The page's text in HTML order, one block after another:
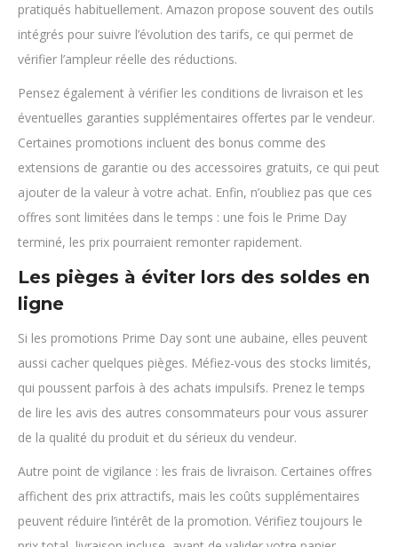
pratiqués habituellement. Amazon propose souvent des outils
intégrés pour suivre l’évolution des tarifs, ce qui permet de
vérifier l’ampleur réelle des réductions.
Pensez également à vérifier les conditions de livraison et les
éventuelles garanties supplémentaires offertes par le vendeur.
Certaines promotions incluent des bonus comme des
extensions de garantie ou des accessoires gratuits, ce qui peut
ajouter de la valeur à votre achat. Enfin, n’oubliez pas que ces
offres sont limitées dans le temps : une fois le Prime Day
terminé, les prix pourraient remonter rapidement.
Les pièges à éviter lors des soldes en
ligne
Si les promotions Prime Day sont une aubaine, elles peuvent
aussi cacher quelques pièges. Méfiez-vous des stocks limités,
qui poussent parfois à des achats impulsifs. Prenez le temps
de lire les avis des autres consommateurs pour vous assurer
de la qualité du produit et du sérieux du vendeur.
Autre point de vigilance : les frais de livraison. Certaines offres
affichent des prix attractifs, mais les coûts supplémentaires
peuvent réduire l’intérêt de la promotion. Vérifiez toujours le